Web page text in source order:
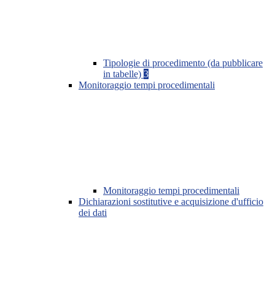
Tipologie di procedimento (da pubblicare
in tabelle) 3
Monitoraggio tempi procedimentali
Monitoraggio tempi procedimentali
Dichiarazioni sostitutive e acquisizione d'ufficio
dei dati